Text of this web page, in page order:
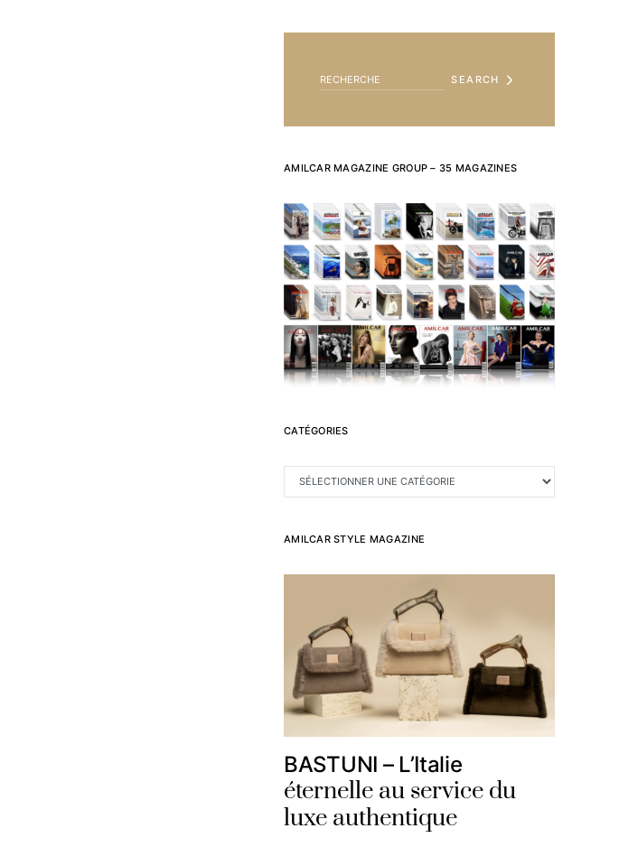
SEARCH
AMILCAR MAGAZINE GROUP – 35 MAGAZINES
CATÉGORIES
CATÉGORIES
AMILCAR STYLE MAGAZINE
BASTUNI – L’Italie
éternelle au service du
luxe authentique